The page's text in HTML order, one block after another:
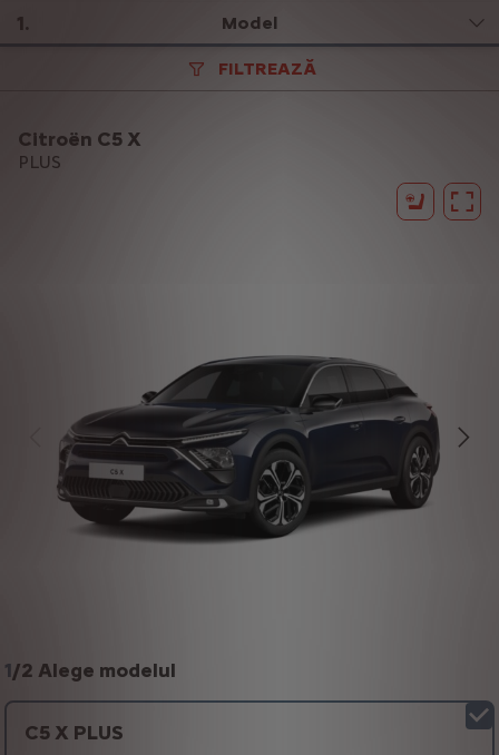
1. Model
FILTREAZĂ
Citroën C5 X
PLUS
1/2 Alege modelul
C5 X PLUS